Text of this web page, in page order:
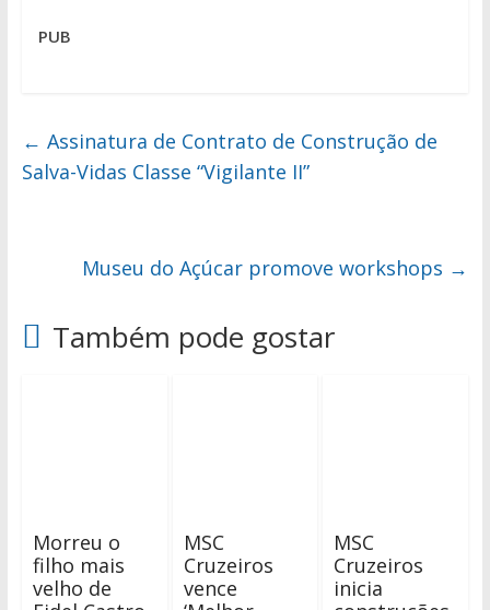
PUB
← Assinatura de Contrato de Construção de
Salva-Vidas Classe “Vigilante II”
Museu do Açúcar promove workshops →
Também pode gostar
Morreu o
filho mais
velho de
MSC
Cruzeiros
vence
MSC
Cruzeiros
inicia